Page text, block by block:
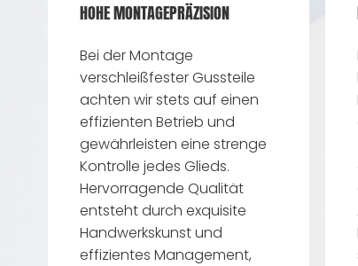
HOHE MONTAGEPRÄZISION
Bei der Montage
verschleißfester Gussteile
achten wir stets auf einen
effizienten Betrieb und
gewährleisten eine strenge
Kontrolle jedes Glieds.
Hervorragende Qualität
entsteht durch exquisite
Handwerkskunst und
effizientes Management,